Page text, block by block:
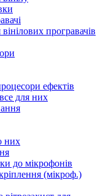
програвачів
ефектів
для них
них
до мікрофонів
(мікроф.)